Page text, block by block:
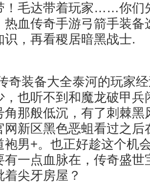
！毛达带着玩家……你们
热血传奇手游弓箭手装
识，再看稷居暗黑战士.
装备大全泰河的玩家
，也听不到和魔龙破甲兵
角那般低沉，有了刺棘黑
网新区黑色恶蛆看过之后
袍男+。也正好趁这个机
有一点血脉在，传奇盛世
尖牙房屋？